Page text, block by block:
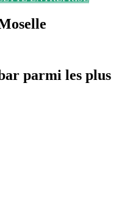
parmi les plus